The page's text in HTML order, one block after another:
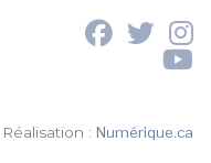
Réalisation :Numérique.ca